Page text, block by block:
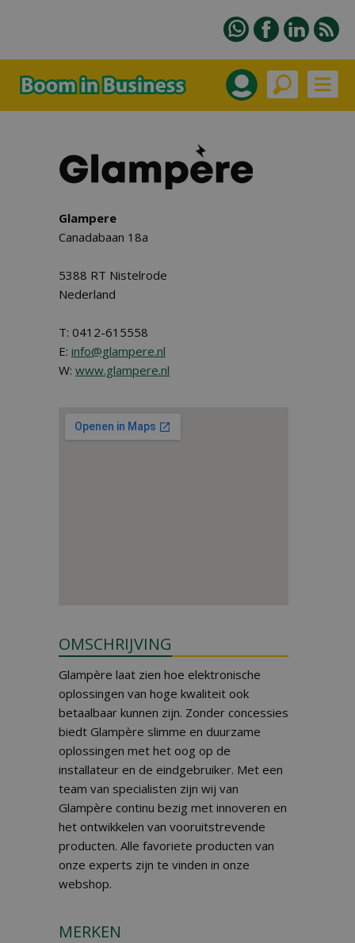
Glampere
Canadabaan 18a
5388 RT Nistelrode
Nederland
T: 0412-615558
E: info@glampere.nl
W: www.glampere.nl
OMSCHRIJVING
Glampère laat zien hoe elektronische
oplossingen van hoge kwaliteit ook
betaalbaar kunnen zijn. Zonder concessies
biedt Glampère slimme en duurzame
oplossingen met het oog op de
installateur en de eindgebruiker. Met een
team van specialisten zijn wij van
Glampère continu bezig met innoveren en
het ontwikkelen van vooruitstrevende
producten. Alle favoriete producten van
onze experts zijn te vinden in onze
webshop.
MERKEN